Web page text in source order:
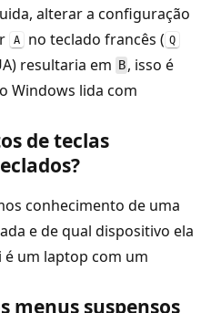
alterar a configuração
A no teclado francês ( Q
resultaria em B , isso é
Windows lida com
de teclas
conhecimento de uma
e de qual dispositivo ela
é um laptop com um
menus suspensos